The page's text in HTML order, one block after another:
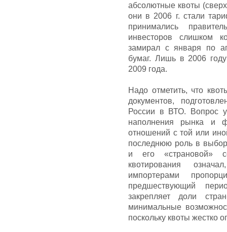
абсолютные квоты
они в 2006 г. стали
принимались
инвесторов слишком
замирал с января по
бумаг. Лишь в 2006
2009 года.
Надо отметить, что
документов,
России в ВТО. Вопрос
наполнения рынка и
отношений с той или
последнюю роль в
и его «страновой»
квотирования
импортерами
предшествующий
закрепляет доли
минимальные
поскольку квоты жестко